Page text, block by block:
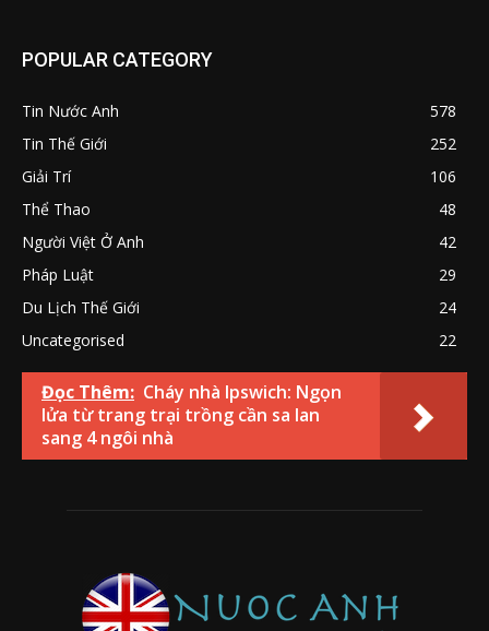
POPULAR CATEGORY
Tin Nước Anh
578
Tin Thế Giới
252
Giải Trí
106
Thể Thao
48
Người Việt Ở Anh
42
Pháp Luật
29
Du Lịch Thế Giới
24
Uncategorised
22
Đọc Thêm: Cháy nhà Ipswich: Ngọn
lửa từ trang trại trồng cần sa lan
sang 4 ngôi nhà